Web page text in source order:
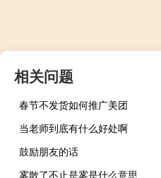
相关问题
春节不发货如何推广美团
当老师到底有什么好处啊
鼓励朋友的话
雾散了不止是雾是什么意思